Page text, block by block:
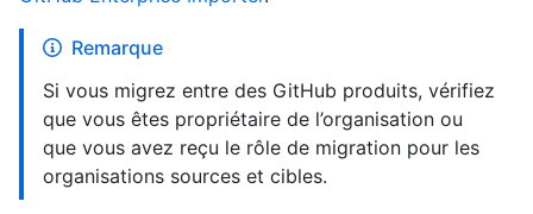
Remarque
Si vous migrez entre des GitHub produits, vérifiez
que vous êtes propriétaire de l’organisation ou
que vous avez reçu le rôle de migration pour les
organisations sources et cibles.